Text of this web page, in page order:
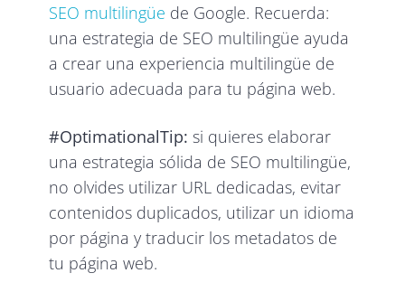
SEO multilingüe de Google. Recuerda:
una estrategia de SEO multilingüe ayuda
a crear una experiencia multilingüe de
usuario adecuada para tu página web.
#OptimationalTip: si quieres elaborar
una estrategia sólida de SEO multilingüe,
no olvides utilizar URL dedicadas, evitar
contenidos duplicados, utilizar un idioma
por página y traducir los metadatos de
tu página web.